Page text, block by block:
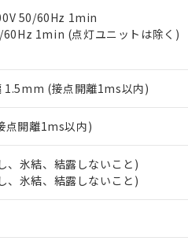
50/60Hz 1min
60Hz 1min (点灯ユニットは除く)
1.5mm (接点開離1ms以内)
点開離1ms以内)
氷結、結露しないこと)
氷結、結露しないこと)